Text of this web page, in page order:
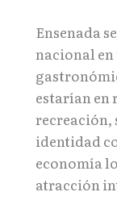
Ensenada
nacional
estarían en
recreación,
identidad
economía
atracción